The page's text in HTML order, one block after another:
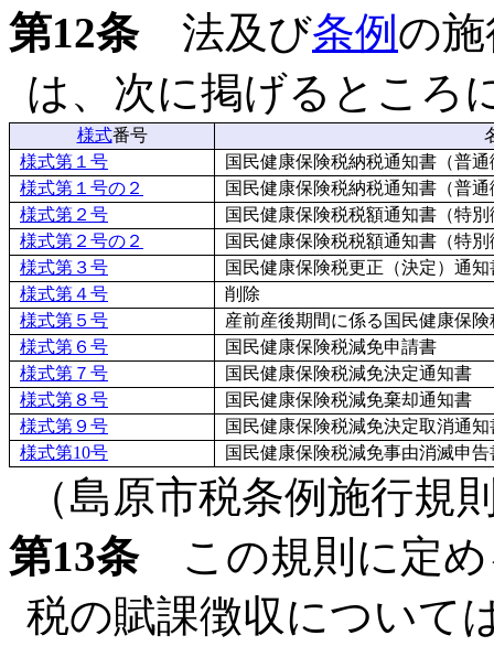
第12条法及び条例 の
は、次に掲げるところ
様式番号
様式第１号
国民健康保険税納税通知書（普
様式第１号の２
国民健康保険税納税通知書（普
様式第２号
国民健康保険税税額通知書（特
様式第２号の２
国民健康保険税税額通知書（特
様式第３号
国民健康保険税更正（決定）通知
様式第４号
削除
様式第５号
産前産後期間に係る国民健康保
様式第６号
国民健康保険税減免申請書
様式第７号
国民健康保険税減免決定通知書
様式第８号
国民健康保険税減免棄却通知書
様式第９号
国民健康保険税減免決定取消通知
様式第10号
国民健康保険税減免事由消滅申告
（島原市税条例施行規
第13条この規則に定め
税の賦課徴収について